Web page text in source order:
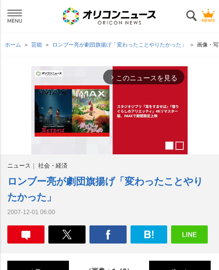
ホーム 芸能 ロンブー亮が劇団旗揚げ「変わったことやりたかった」 画像・
arrow_forward_ios このニュースを見る
M
ニュース 社会・経済
ロンブー亮が劇団旗揚げ「変わったことやり
たかった」
2007-12-01 06:00